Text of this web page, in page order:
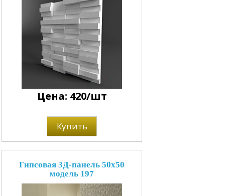
Цена: 420/шт
Купить
Гипсовая 3Д-панель 50x50
модель 197